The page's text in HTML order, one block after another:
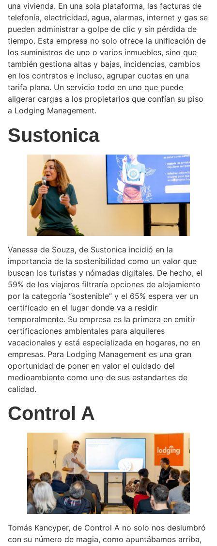
una vivienda. En una sola plataforma, las facturas de
telefonía, electricidad, agua, alarmas, internet y gas se
pueden administrar a golpe de clic y sin pérdida de
tiempo. Esta empresa no solo ofrece la unificación de
los suministros de uno o varios inmuebles, sino que
también gestiona altas y bajas, incidencias, cambios
en los contratos e incluso, agrupar cuotas en una
tarifa plana. Un servicio todo en uno que puede
aligerar cargas a los propietarios que confían su piso
a Lodging Management.
Sustonica
Vanessa de Souza, de Sustonica incidió en la
importancia de la sostenibilidad como un valor que
buscan los turistas y nómadas digitales. De hecho, el
59% de los viajeros filtraría opciones de alojamiento
por la categoría “sostenible” y el 65% espera ver un
certificado en el lugar donde va a residir
temporalmente. Su empresa es la primera en emitir
certificaciones ambientales para alquileres
vacacionales y está especializada en hogares, no en
empresas. Para Lodging Management es una gran
oportunidad de poner en valor el cuidado del
medioambiente como uno de sus estandartes de
calidad.
Control A
Tomás Kancyper, de Control A no solo nos deslumbró
con su número de magia, como apuntábamos arriba,